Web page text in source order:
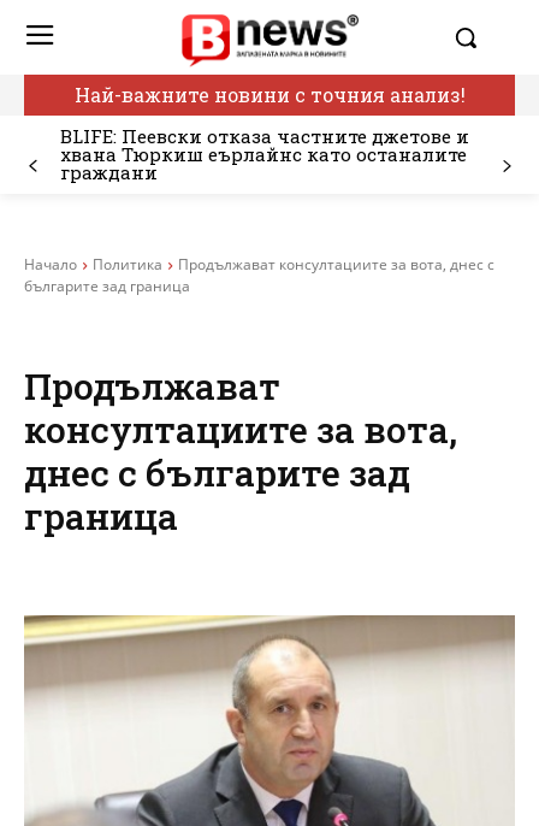
Най-важните новини с точния анализ!
BLIFE: Пеевски отказа частните джетове и
хвана Тюркиш еърлайнс като останалите
граждани
Начало Политика
Продължават консултациите за вота, днес с
българите зад граница
Продължават
консултациите за вота,
днес с българите зад
граница